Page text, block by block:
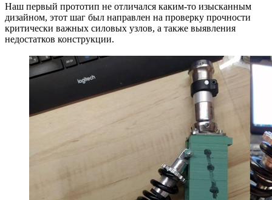
Наш первый прототип не отличался каким-то изысканным
дизайном, этот шаг был направлен на проверку прочности
критически важных силовых узлов, а также выявления
недостатков конструкции.